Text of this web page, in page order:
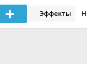
Эффекты